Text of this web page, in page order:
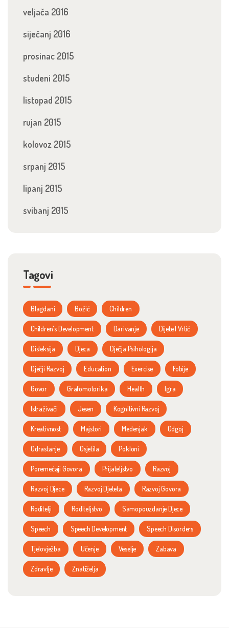
veljača 2016
siječanj 2016
prosinac 2015
studeni 2015
listopad 2015
rujan 2015
kolovoz 2015
srpanj 2015
lipanj 2015
svibanj 2015
Tagovi
Blagdani Božić Children
Children's Development Darivanje Dijete I Vrtić
Disleksija Djeca Dječja Psihologija
Dječji Razvoj Education Exercise Fobije
Govor Grafomotorika Health Igra
Istraživači Jesen Kognitivni Razvoj
Kreativnost Majstori Medenjak Odgoj
Odrastanje Osjetila Pokloni
Poremećaji Govora Prijateljstvo Razvoj
Razvoj Djece Razvoj Djeteta Razvoj Govora
Roditelji Roditeljstvo Samopouzdanje Djece
Speech Speech Development Speech Disorders
Tjelovježba Učenje Veselje Zabava
Zdravlje Znatiželja